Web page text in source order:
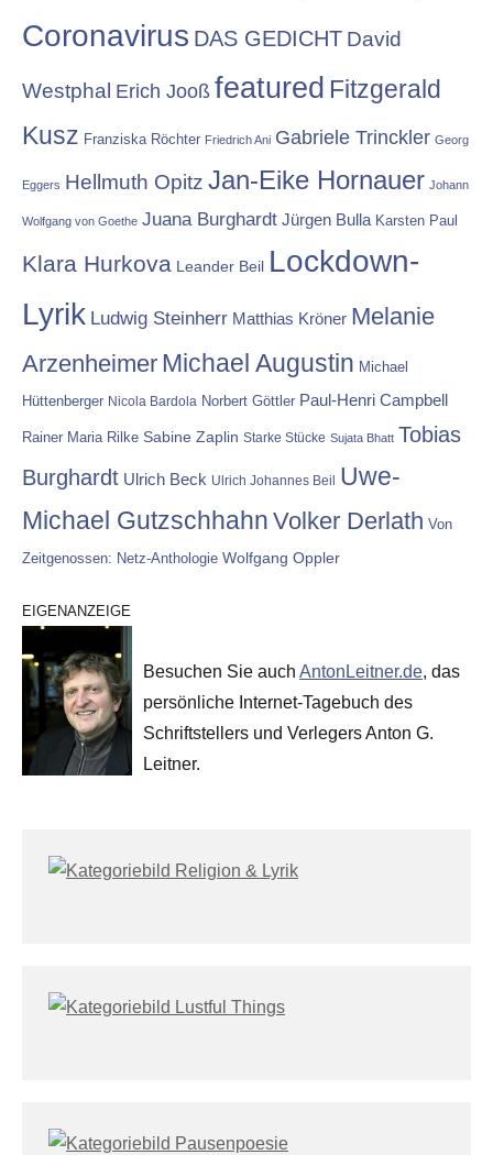
Coronavirus DAS GEDICHT David
Westphal Erich Jooß featured Fitzgerald
Kusz Franziska Röchter Friedrich Ani Gabriele Trinckler Georg
Eggers Hellmuth Opitz Jan-Eike Hornauer Johann
Wolfgang von Goethe Juana Burghardt Jürgen Bulla Karsten Paul
Klara Hurkova Leander Beil Lockdown-
Lyrik Ludwig Steinherr Matthias Kröner Melanie
Arzenheimer Michael Augustin Michael
Hüttenberger Nicola Bardola Norbert Göttler Paul-Henri Campbell
Rainer Maria Rilke Sabine Zaplin Starke Stücke Sujata Bhatt Tobias
Burghardt Ulrich Beck Ulrich Johannes Beil Uwe-
Michael Gutzschhahn Volker Derlath Von
Zeitgenossen: Netz-Anthologie Wolfgang Oppler
EIGENANZEIGE
Besuchen Sie auch AntonLeitner.de, das
persönliche Internet-Tagebuch des
Schriftstellers und Verlegers Anton G.
Leitner.